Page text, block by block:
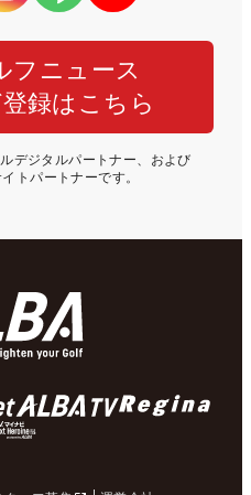
フニュース
録はこちら
デジタルパートナー、および
トパートナーです。